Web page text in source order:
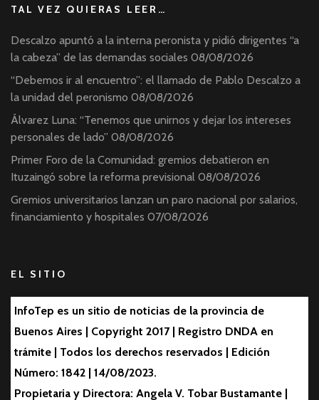
TAL VEZ QUIERAS LEER…
Descalzo apuntó a la interna peronista y pidió dirigentes “a
la cabeza” de las demandas sociales 08/08/2026
“Debemos ir al encuentro”: el llamado de Pablo Descalzo a
la unidad del peronismo 08/08/2026
Álvarez Luna: “Tenemos que unirnos y dejar los intereses
personales de lado” 08/08/2026
Primer Foro de la Comunidad: gremios debatieron en
Ituzaingó sobre la reforma previsional 08/08/2026
Gremios universitarios lanzan un paro nacional por salarios,
financiamiento y hospitales 07/08/2026
EL SITIO
InfoTep es un sitio de noticias de la provincia de
Buenos Aires | Copyright 2017 | Registro DNDA en
trámite | Todos los derechos reservados | Edición
Número: 1842 | 14/08/2023.
Propietaria y Directora: Angela V. Tobar Bustamante |